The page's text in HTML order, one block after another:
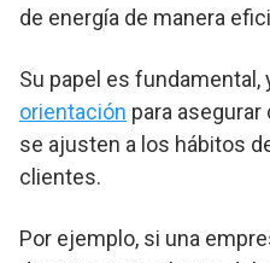
de energía de manera
Su papel es fundamental,
orientación para
se ajusten a los hábitos
clientes.
Por ejemplo, si una